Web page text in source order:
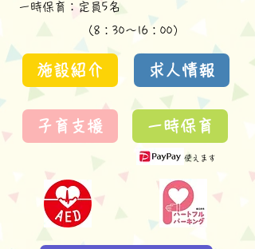
​一時保育：定員5名
（8：30～16：00）
施設紹介
子育支援
求人情報
一時保育
使えます